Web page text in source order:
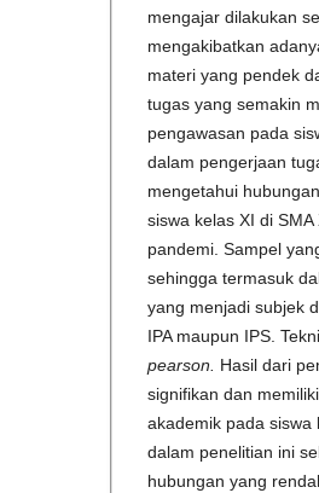
mengajar dilakukan
mengakibatkan
materi yang pendek
tugas yang semakin
pengawasan pada
dalam pengerjaan
mengetahui
siswa kelas XI di
pandemi. Sampel
sehingga termasuk
yang menjadi subjek
IPA maupun IPS.
pearson. Hasil dari
signifikan dan
akademik pada siswa
dalam penelitian ini
hubungan yang